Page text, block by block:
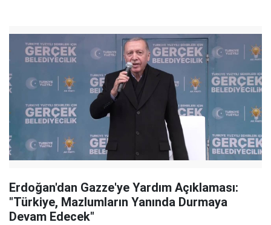
Erdoğan'dan Gazze'ye Yardım Açıklaması:
"Türkiye, Mazlumların Yanında Durmaya
Devam Edecek"